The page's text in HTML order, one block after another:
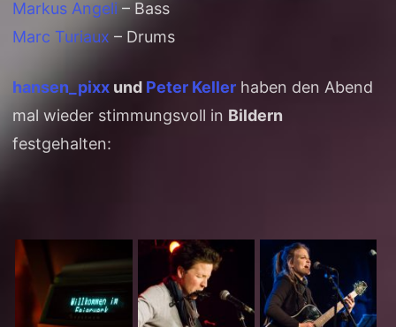
Markus Angeli – Bass
Marc Turiaux – Drums
hansen_pixx und Peter Keller haben den Abend
mal wieder stimmungsvoll in Bildern
festgehalten: